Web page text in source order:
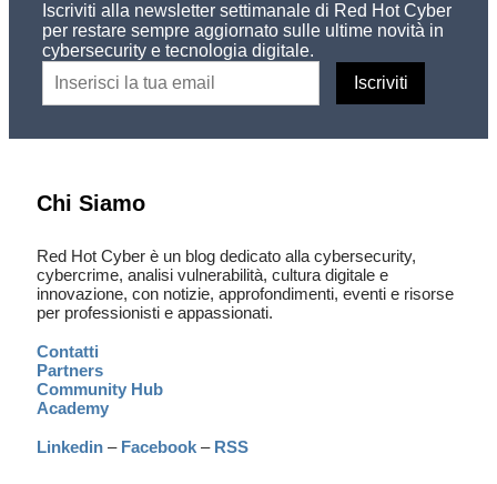
Iscriviti alla newsletter settimanale di Red Hot Cyber
per restare sempre aggiornato sulle ultime novità in
cybersecurity e tecnologia digitale.
Chi Siamo
Red Hot Cyber è un blog dedicato alla cybersecurity,
cybercrime, analisi vulnerabilità, cultura digitale e
innovazione, con notizie, approfondimenti, eventi e risorse
per professionisti e appassionati.
Contatti
Partners
Community Hub
Academy
Linkedin – Facebook – RSS